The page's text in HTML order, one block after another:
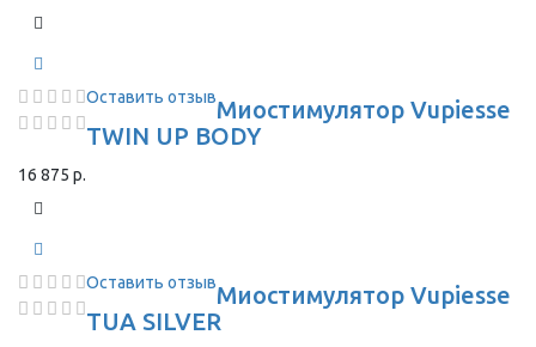
Оставить отзывМиостимулятор Vupiesse
TWIN UP BODY
16 875 р.
Оставить отзывМиостимулятор Vupiesse
TUA SILVER